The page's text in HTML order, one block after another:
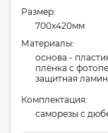
Размер:
700x420мм
Материалы:
основа -
плёнка с
защитная
Комплектация:
cаморезы с